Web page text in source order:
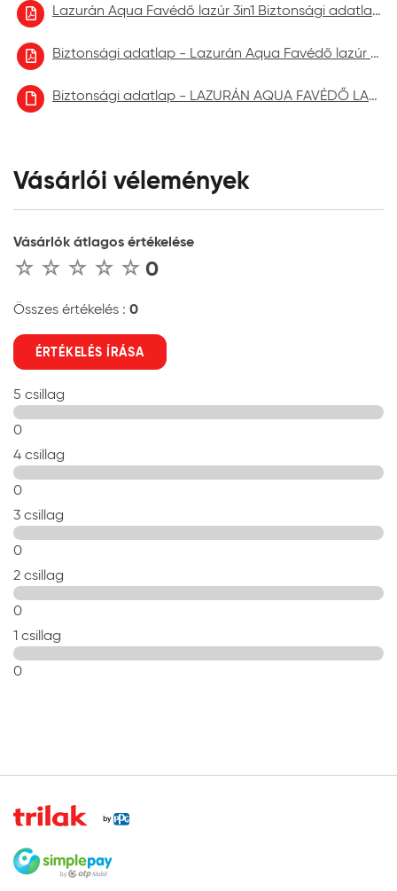
Lazurán Aqua Favédő lazúr 3in1 Biztonsági adatlap 2023.09.
Biztonsági adatlap - Lazurán Aqua Favédő lazúr 3in1 2024.03.
Biztonsági adatlap - LAZURÁN AQUA FAVÉDŐ LAZÚR aktuális
Vásárlói vélemények
Vásárlók átlagos értékelése
0
Összes értékelés : 0
ÉRTÉKELÉS ÍRÁSA
5 csillag
0
4 csillag
0
3 csillag
0
2 csillag
0
1 csillag
0